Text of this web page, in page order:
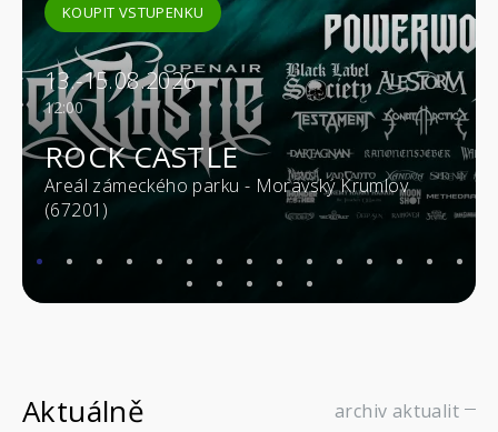
KOUPIT VSTUPENKU
13.-15.08.2026
12:00
ROCK CASTLE
Areál zámeckého parku - Moravský Krumlov
(67201)
Aktuálně archiv aktualit